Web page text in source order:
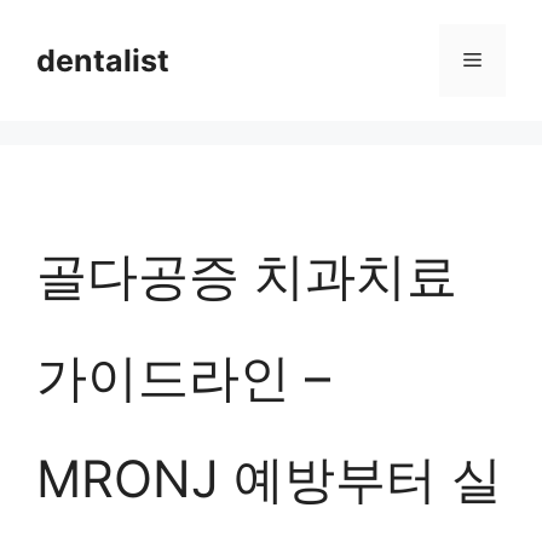
dentalist 메
골다공증 치과치료
가이드라인 –
MRONJ 예방부터 실